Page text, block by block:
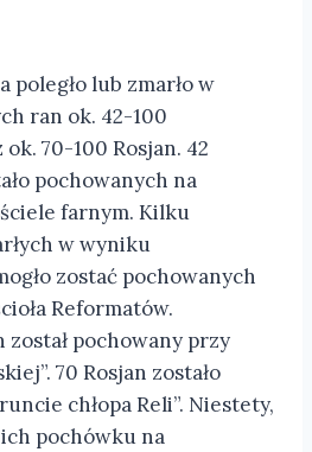
poległo lub zmarło w
ran ok. 42-100
70-100 Rosjan. 42
pochowanych na
farnym. Kilku
w wyniku
zostać pochowanych
Reformatów.
pochowany przy
70 Rosjan zostało
chłopa Reli”. Niestety,
pochówku na